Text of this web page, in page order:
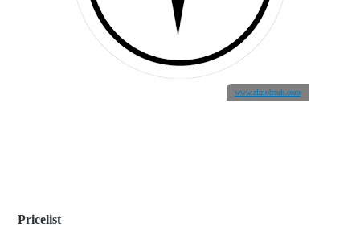
www.elmobsub.com
Pricelist